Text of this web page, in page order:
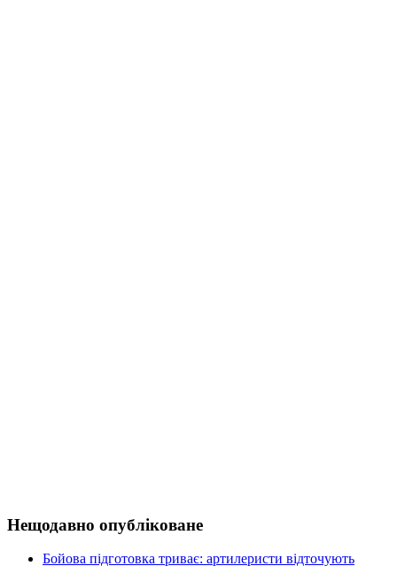
Нещодавно опубліковане
Бойова підготовка триває: артилеристи відточують